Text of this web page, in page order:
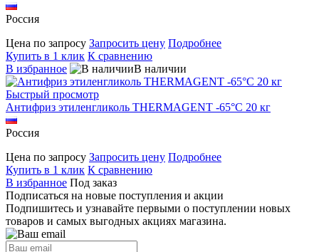
Россия
Цена по запросу Запросить цену Подробнее
Купить в 1 клик К сравнению
В избранное
В наличии
Быстрый просмотр
Антифриз этиленгликоль THERMAGENT -65°С 20 кг
Россия
Цена по запросу Запросить цену Подробнее
Купить в 1 клик К сравнению
В избранное Под заказ
Подписаться на новые поступления и акции
Подпишитесь и узнавайте первыми о поступлении новых
товаров и самых выгодных акциях магазина.